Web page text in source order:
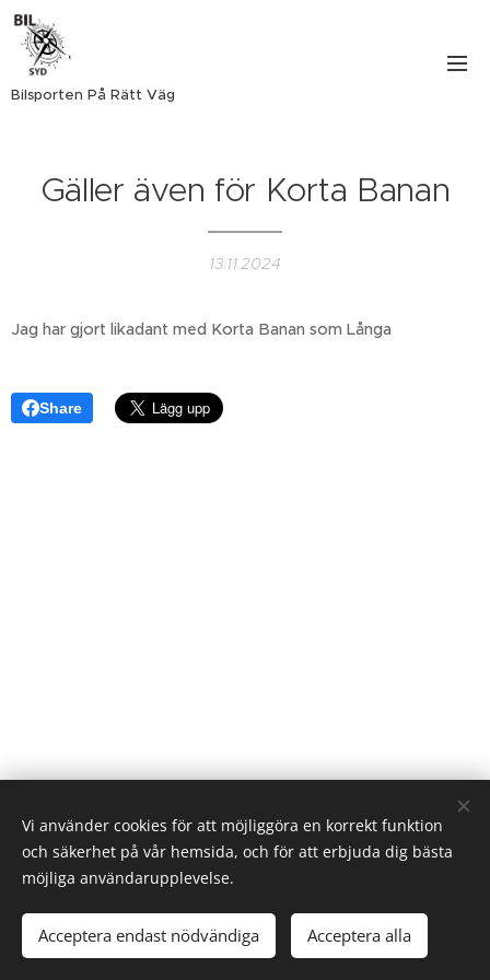
Bilsporten På Rätt Väg
Gäller även för Korta Banan
13.11.2024
Jag har gjort likadant med Korta Banan som Långa
Share
Webnode
Vi använder cookies för att möjliggöra en korrekt funktion
och säkerhet på vår hemsida, och för att erbjuda dig bästa
möjliga användarupplevelse.
Acceptera endast nödvändiga Acceptera alla